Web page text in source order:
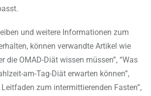
und weitere Informationen zum
können verwandte Artikel wie
die OMAD-Diät wissen müssen”, “Was
am-Tag-Diät erwarten können”,
zum intermittierenden Fasten”,